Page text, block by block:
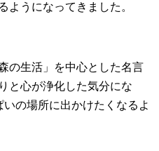
ようになってきました。
の生活」を中心とした名言
と心が浄化した気分にな
の場所に出かけたくなるよ